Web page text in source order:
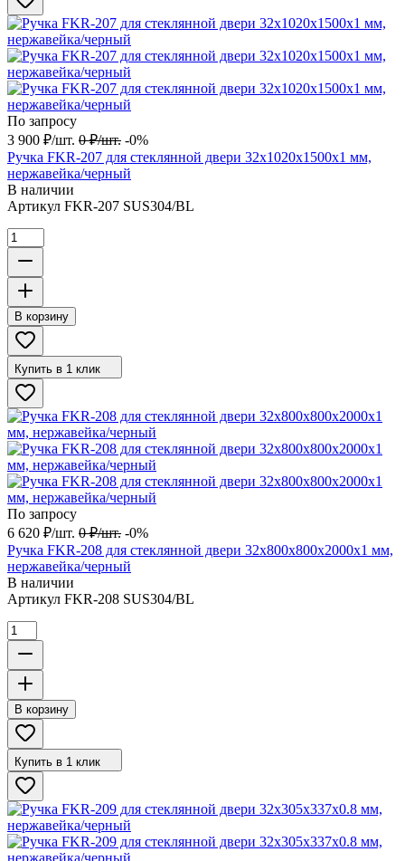
По запросу
3 900 ₽/шт. 0 ₽/шт. -0%
Ручка FKR-207 для стеклянной двери 32x1020х1500х1 мм,
нержавейка/черный
В наличии
Артикул FKR-207 SUS304/BL
В корзину
Купить в 1 клик
По запросу
6 620 ₽/шт. 0 ₽/шт. -0%
Ручка FKR-208 для стеклянной двери 32x800х800х2000х1 мм,
нержавейка/черный
В наличии
Артикул FKR-208 SUS304/BL
В корзину
Купить в 1 клик